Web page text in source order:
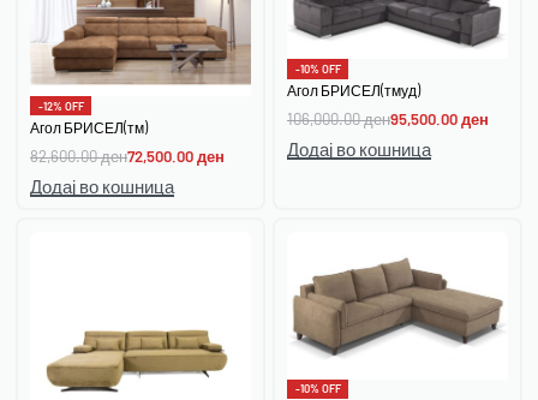
-12% OFF
Агол БРИСЕЛ(тм)
82,600.00ден72,500.00ден
Додај во кошница
-10% OFF
Агол БРИСЕЛ(тмуд)
106,000.00ден95,500.00ден
Додај во кошница
-10% OFF